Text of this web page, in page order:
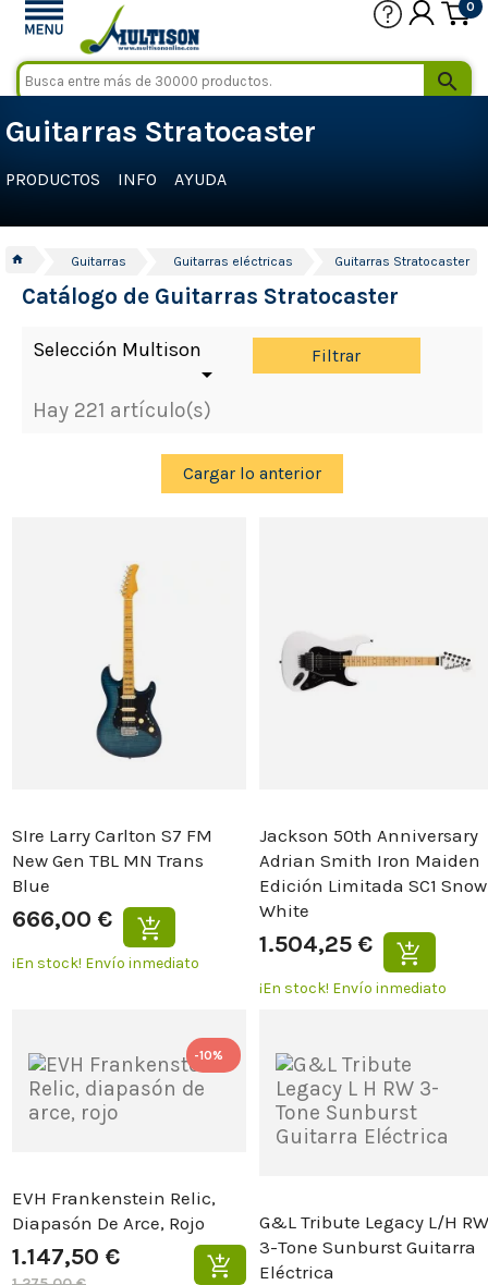
0

Guitarras Stratocaster
PRODUCTOS INFO AYUDA
home Guitarras Guitarras eléctricas Guitarras Stratocaster
Catálogo de Guitarras Stratocaster
Selección Multison

Filtrar
Hay 221 artículo(s)
Cargar lo anterior
SIre Larry Carlton S7 FM
New Gen TBL MN Trans
Blue
666,00 €
¡En stock! Envío inmediato
Jackson 50th Anniversary
Adrian Smith Iron Maiden
Edición Limitada SC1 Snow
White
1.504,25 €
¡En stock! Envío inmediato
EVH Frankenstein Relic,
Diapasón De Arce, Rojo
1.147,50 €
-10%
G&L Tribute Legacy L/H RW
3-Tone Sunburst Guitarra
Eléctrica